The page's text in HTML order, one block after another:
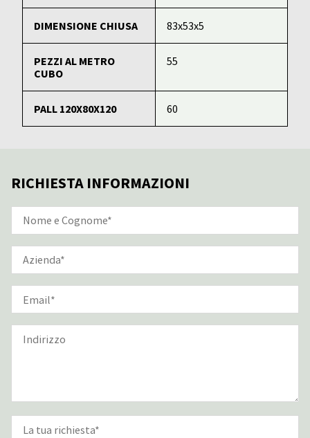
DIMENSIONE CHIUSA 83x53x5
PEZZI AL METRO
CUBO
55
PALL 120X80X120 60
RICHIESTA INFORMAZIONI